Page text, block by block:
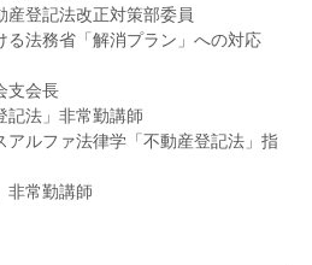
産登記法改正対策部委員
る法務省「解消プラン」への対応
支会長
記法」非常勤講師
アルファ法律学「不動産登記法」指
非常勤講師